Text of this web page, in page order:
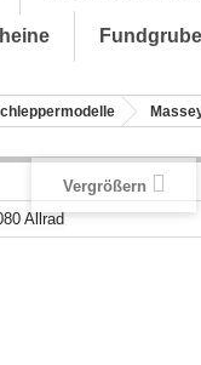
Fundgrube
Vergrößern